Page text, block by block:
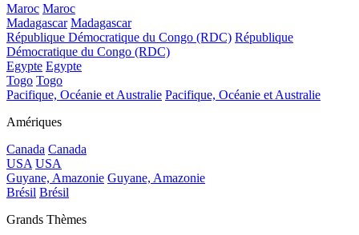
Maroc Maroc
Madagascar Madagascar
République Démocratique du Congo (RDC) République
Démocratique du Congo (RDC)
Egypte Egypte
Togo Togo
Pacifique, Océanie et Australie Pacifique, Océanie et Australie
Amériques
Canada Canada
USA USA
Guyane, Amazonie Guyane, Amazonie
Brésil Brésil
Grands Thèmes